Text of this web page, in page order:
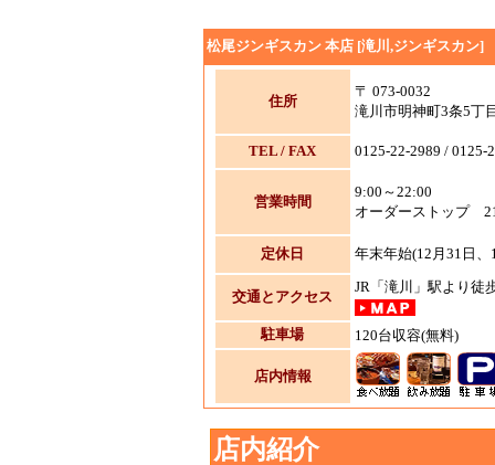
松尾ジンギスカン 本店 [滝川,ジンギスカン]
住所
〒 073-0032
滝川市明神町3条5丁
TEL / FAX 0125-22-2989 / 0125-
営業時間
9:00～22:00
オーダーストップ
定休日 年末年始(12月31日、
交通とアクセス
JR「滝川」駅より
駐車場 120台収容(無料)
店内情報
店内紹介